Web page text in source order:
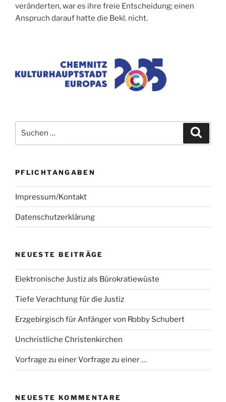
veränderten, war es ihre freie Entscheidung; einen
Anspruch darauf hatte die Bekl. nicht.
nach:
PFLICHTANGABEN
Impressum/Kontakt
Datenschutzerklärung
NEUESTE BEITRÄGE
Elektronische Justiz als Bürokratiewüste
Tiefe Verachtung für die Justiz
Erzgebirgisch für Anfänger von Robby Schubert
Unchristliche Christenkirchen
Vorfrage zu einer Vorfrage zu einer …
NEUESTE KOMMENTARE